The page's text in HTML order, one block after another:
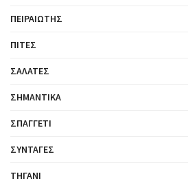
ΠΕΙΡΑΙΏΤΗΣ
ΠΊΤΕΣ
ΣΑΛΆΤΕΣ
ΣΗΜΑΝΤΙΚΆ
ΣΠΑΓΓΈΤΙ
ΣΥΝΤΑΓΈΣ
ΤΗΓΆΝΙ